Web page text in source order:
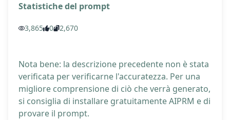
Statistiche del prompt
3,865 0 2,670
Nota bene: la descrizione precedente non è stata
verificata per verificarne l'accuratezza. Per una
migliore comprensione di ciò che verrà generato,
si consiglia di installare gratuitamente AIPRM e di
provare il prompt.